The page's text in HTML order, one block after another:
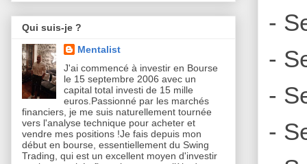
-
-
-
-
Qui suis-je ?
Mentalist
J'ai commencé à investir en Bourse
le 15 septembre 2006 avec un
capital total investi de 15 mille
euros.Passionné par les marchés
financiers, je me suis naturellement tournée
vers l'analyse technique pour acheter et
vendre mes positions !Je fais depuis mon
début en bourse, essentiellement du Swing
Trading, qui est un excellent moyen d'investir